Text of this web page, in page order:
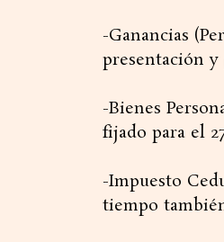
-Ganancias
presentación y
-​Bienes
fijado para el
-​Impuesto
tiempo